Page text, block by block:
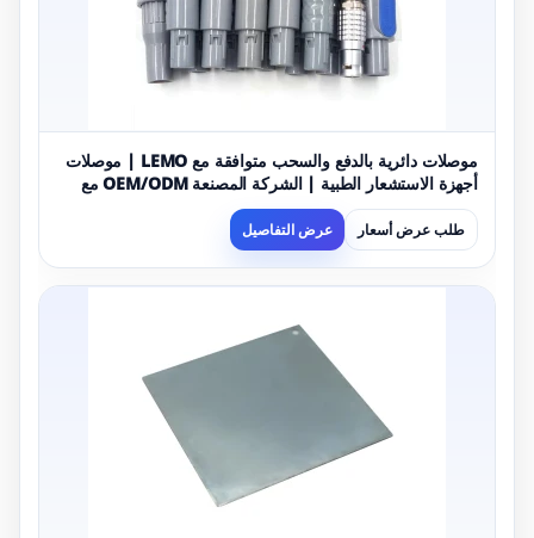
موصلات دائرية بالدفع والسحب متوافقة مع LEMO | موصلات
أجهزة الاستشعار الطبية | الشركة المصنعة OEM/ODM مع
ISO 13485
طلب عرض أسعار عرض التفاصيل